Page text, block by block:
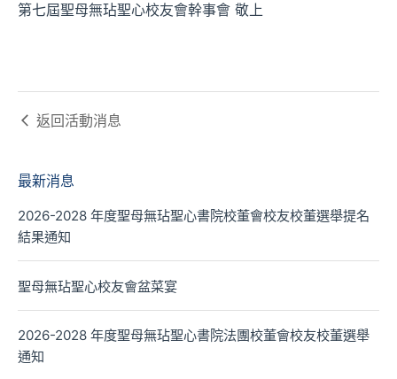
第七屆聖母無玷聖心校友會幹事會 敬上
返回活動消息
最新消息
2026-2028 年度聖母無玷聖心書院校董會校友校董選舉提名
結果通知
聖母無玷聖心校友會盆菜宴
2026-2028 年度聖母無玷聖心書院法團校董會校友校董選舉
通知